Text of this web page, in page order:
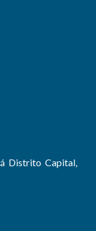
Distrito Capital,